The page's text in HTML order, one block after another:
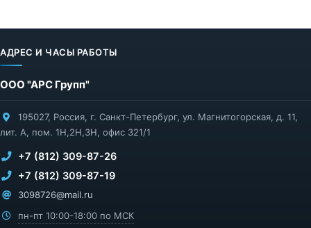
АДРЕС И ЧАСЫ РАБОТЫ
ООО "АРС Групп"
195027, Россия, г. Санкт-Петербург, ул. Магнитогорская, д. 11,
лит. А, пом. 1Н,2Н,3Н, офис 321/1
+7 (812) 309-87-26
+7 (812) 309-87-19
3098726@mail.ru
пн-пт 10:00-18:00 по МСК